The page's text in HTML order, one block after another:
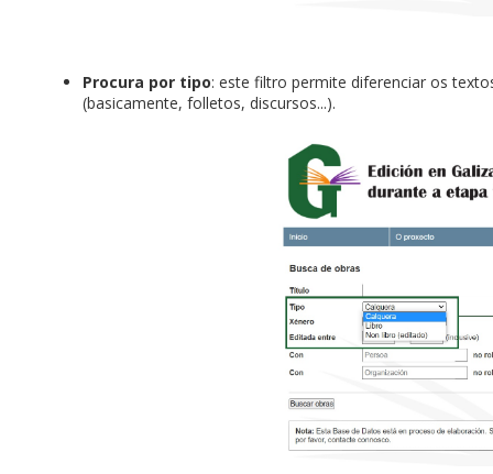
Procura por tipo: este filtro permite diferenciar os
(basicamente, folletos, discursos...).